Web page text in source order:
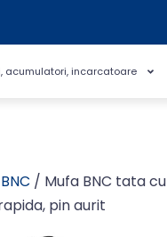
acumulatori, incarcatoare
/ Mufa BNC tata cu
pin aurit